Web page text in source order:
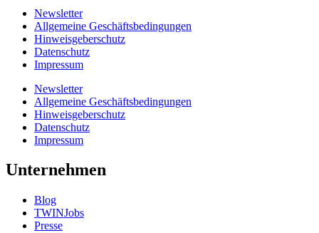
Newsletter
Allgemeine Geschäftsbedingungen
Hinweisgeberschutz
Datenschutz
Impressum
Newsletter
Allgemeine Geschäftsbedingungen
Hinweisgeberschutz
Datenschutz
Impressum
Unternehmen
Blog
TWINJobs
Presse